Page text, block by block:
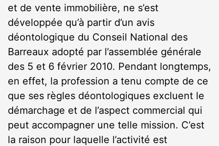
et de vente immobilière, ne s’est
développée qu’à partir d’un avis
déontologique du Conseil National des
Barreaux adopté par l’assemblée générale
des 5 et 6 février 2010. Pendant longtemps,
en effet, la profession a tenu compte de ce
que ses règles déontologiques excluent le
démarchage et de l’aspect commercial qui
peut accompagner une telle mission. C’est
la raison pour laquelle l’activité est